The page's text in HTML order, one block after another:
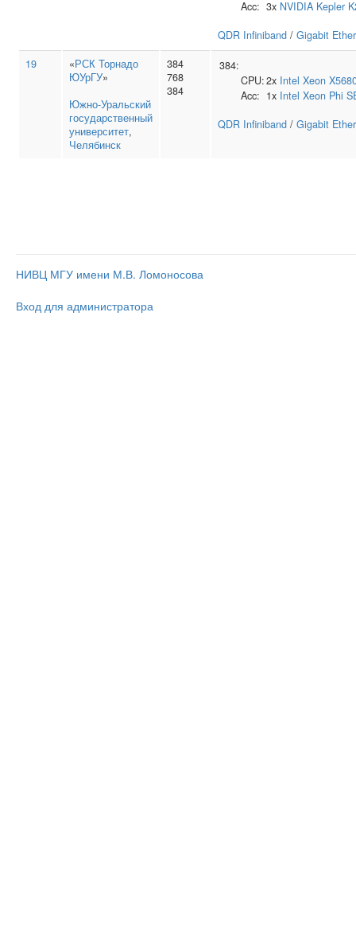
Acc: 3x NVIDIA Kepler
QDR Infiniband / Gigabit
19
«РСК Торнадо
ЮУрГУ»
Южно‑Уральский
государственный
университет,
Челябинск
384
768
384
384:
CPU:2x Intel Xeon
Acc: 1x Intel Xeon Phi
QDR Infiniband / Gigabit
НИВЦ МГУ имени М.В. Ломоносова
Вход для администратора